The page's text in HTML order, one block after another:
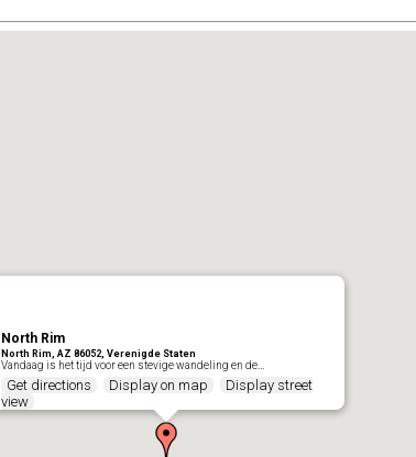
North Rim
North Rim, AZ 86052, Verenigde Staten
Vandaag is het tijd voor een stevige wandeling en de…
Get directions Display on map
Display street
view